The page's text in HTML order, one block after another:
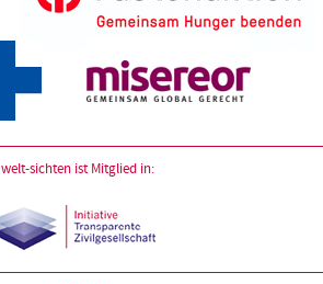
welt-sichten ist Mitglied in: